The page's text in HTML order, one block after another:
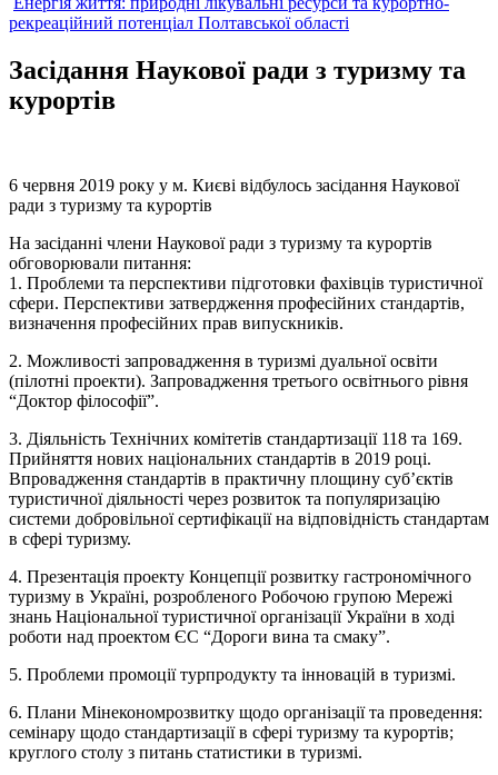
рекреаційний потенціал Полтавської області
Засідання Наукової ради з туризму та
курортів
6 червня 2019 року у м. Києві відбулось засідання Наукової
ради з туризму та курортів
На засіданні члени Наукової ради з туризму та курортів
обговорювали питання:
1. Проблеми та перспективи підготовки фахівців туристичної
сфери. Перспективи затвердження професійних стандартів,
визначення професійних прав випускників.
2. Можливості запровадження в туризмі дуальної освіти
(пілотні проекти). Запровадження третього освітнього рівня
“Доктор філософії”.
3. Діяльність Технічних комітетів стандартизації 118 та 169.
Прийняття нових національних стандартів в 2019 році.
Впровадження стандартів в практичну площину суб’єктів
туристичної діяльності через розвиток та популяризацію
системи добровільної сертифікації на відповідність стандартам
в сфері туризму.
4. Презентація проекту Концепції розвитку гастрономічного
туризму в Україні, розробленого Робочою групою Мережі
знань Національної туристичної організації України в ході
роботи над проектом ЄС “Дороги вина та смаку”.
5. Проблеми промоції турпродукту та інновацій в туризмі.
6. Плани Мінекономрозвитку щодо організації та проведення:
семінару щодо стандартизації в сфері туризму та курортів;
круглого столу з питань статистики в туризмі.